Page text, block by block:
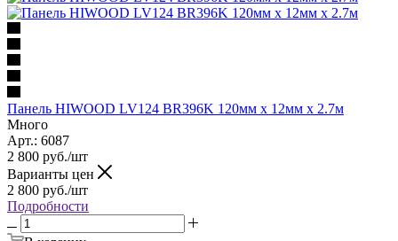
Панель HIWOOD LV124 BR396K 120мм х 12мм х 2.7м
Много
Арт.: 6087
2 800 руб./шт
Варианты цен
2 800 руб./шт
Подробности